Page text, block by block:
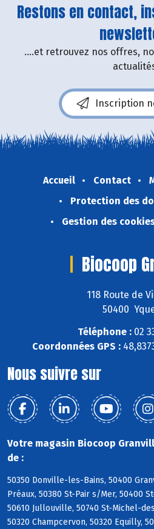
Restons en contact,
....et retrouvez nos offres,
Inscription
Accueil Contact
Protection des
Gestion des
Biocoop
118 Route de
50400
Téléphone : 02
Coordonnées GPS :
Nous suivre sur
Votre magasin Biocoop
de :
50350 Donville-les-Bains, 50400
Préaux, 50380 St-Pair s/Mer, 50400
50610 Jullouville, 50740 St-Michel-
50320 Champcervon, 50320 Equilly,